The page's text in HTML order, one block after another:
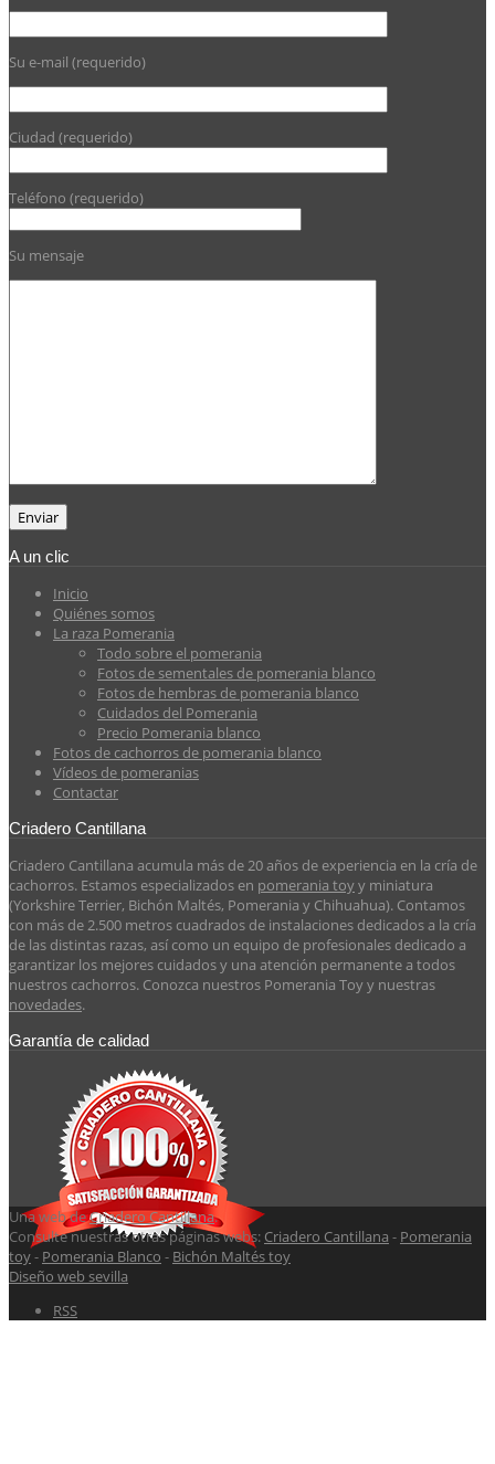
Su e-mail (requerido)
Ciudad (requerido)
Teléfono (requerido)
Su mensaje
A un clic
Inicio
Quiénes somos
La raza Pomerania
Todo sobre el pomerania
Fotos de sementales de pomerania blanco
Fotos de hembras de pomerania blanco
Cuidados del Pomerania
Precio Pomerania blanco
Fotos de cachorros de pomerania blanco
Vídeos de pomeranias
Contactar
Criadero Cantillana
Criadero Cantillana acumula más de 20 años de experiencia en la cría de
cachorros. Estamos especializados en pomerania toyy miniatura
(Yorkshire Terrier, Bichón Maltés, Pomerania y Chihuahua). Contamos
con más de 2.500 metros cuadrados de instalaciones dedicados a la cría
de las distintas razas, así como un equipo de profesionales dedicado a
garantizar los mejores cuidados y una atención permanente a todos
nuestros cachorros. Conozca nuestros Pomerania Toy y nuestras
novedades.
Garantía de calidad
Una web deCriadero Cantillana.
Consulte nuestras otras páginas webs: Criadero Cantillana - Pomerania
toy- Pomerania Blanco - Bichón Maltés toy
Diseño web sevilla
RSS